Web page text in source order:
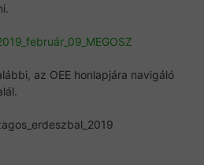
az OEE honlapjára navigáló